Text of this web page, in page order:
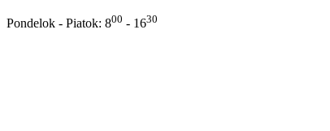
Pondelok - Piatok: 800 - 1630